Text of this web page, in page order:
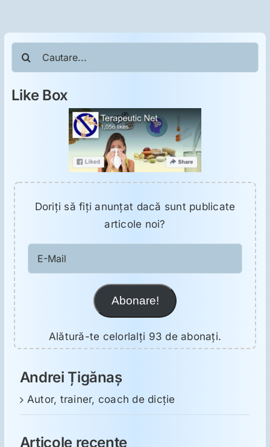
Antropologie
Cautare...
Like Box
Doriţi să fiţi anunţat dacă sunt publicate
articole noi?
Mail
Abonare!
Alătură-te celorlalți 93 de abonați.
Andrei Țigănaș
Autor, trainer, coach de dicție
Articole recente